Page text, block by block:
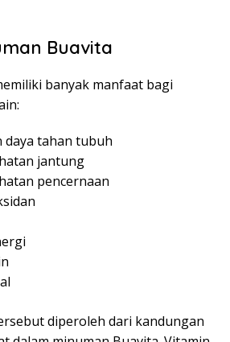
Buavita
banyak manfaat bagi
tahan tubuh
jantung
pencernaan
diperoleh dari kandungan